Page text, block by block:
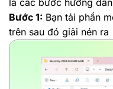
là các bước hướng
Bước 1: Bạn tải phần
trên sau đó giải nén ra